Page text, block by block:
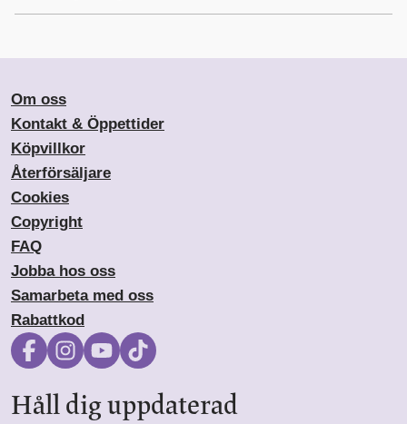
Om oss
Kontakt & Öppettider
Köpvillkor
Återförsäljare
Cookies
Copyright
FAQ
Jobba hos oss
Samarbeta med oss
Rabattkod
Håll dig uppdaterad